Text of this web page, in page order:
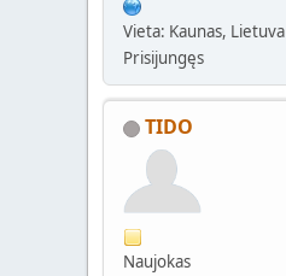
Vieta: Kaunas, Lietuva
Prisijungęs
TIDO
Naujokas